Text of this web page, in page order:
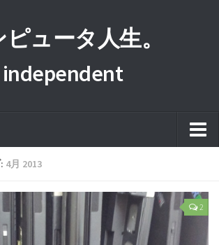
ピュータ人生。
independent
ー
4月 2013
2